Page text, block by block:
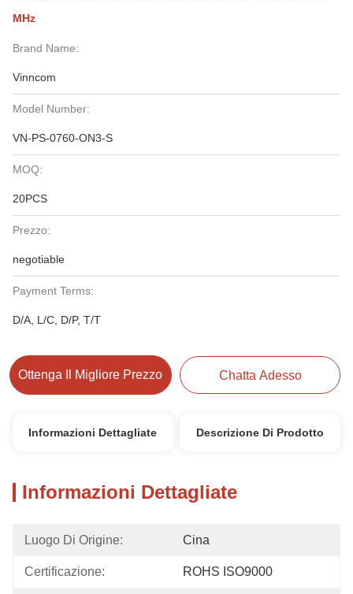
MHz
Brand Name:
Vinncom
Model Number:
VN-PS-0760-ON3-S
MOQ:
20PCS
Prezzo:
negotiable
Payment Terms:
D/A, L/C, D/P, T/T
Ottenga Il Migliore Prezzo Chatta Adesso
Informazioni Dettagliate Descrizione Di Prodotto
Informazioni Dettagliate
Luogo Di Origine: Cina
Certificazione: ROHS ISO9000